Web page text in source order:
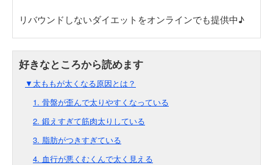
リバウンドしないダイエットをオンラインでも提供中♪
▼太ももが太くなる原因とは？
1. 骨盤が歪んで太りやすくなっている
2. 鍛えすぎて筋肉太りしている
3. 脂肪がつきすぎている
4. 血行が悪くむくんで太く見える